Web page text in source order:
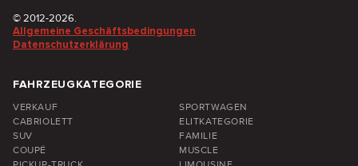
© 2012-2026.
Allgemeine Geschäftsbedingungen
Datenschutzerklärung
FAHRZEUGKATEGORIE
VERKAUF
SPORTWAGEN
CABRIOLETT
ELITKATEGORIE
SUV
FAMILIE
COUPÉ
MUSCLE